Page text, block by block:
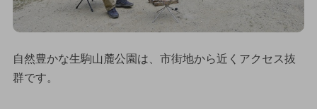
自然豊かな生駒山麓公園は、市街地から近くアクセス抜
群です。